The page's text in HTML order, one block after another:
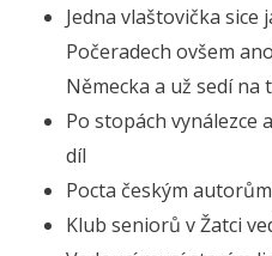
Jedna vlaštovička
Počeradech ovšem
Německa a už sedí na
Po stopách vynálezce
díl
Pocta českým
Klub seniorů v Žatci